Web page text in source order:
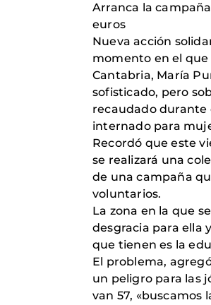
Arranca la
euros
Nueva acción
momento en el que
Cantabria, María
sofisticado, pero
recaudado durante
internado para
Recordó que este
se realizará una
de una campaña
voluntarios.
La zona en la que
desgracia para ella
que tienen es la
El problema,
un peligro para las
van 57, «buscamos